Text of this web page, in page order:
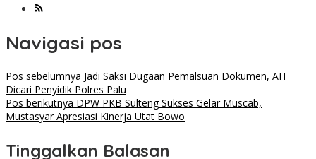
Navigasi pos
Pos sebelumnya Jadi Saksi Dugaan Pemalsuan Dokumen, AH
Dicari Penyidik Polres Palu
Pos berikutnya DPW PKB Sulteng Sukses Gelar Muscab,
Mustasyar Apresiasi Kinerja Utat Bowo
Tinggalkan Balasan